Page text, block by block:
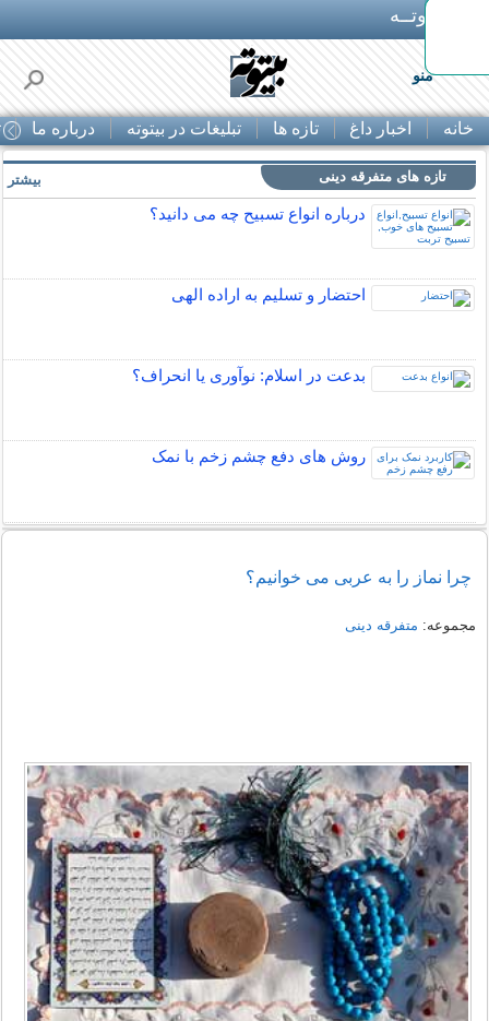
بـیتوتــه
منو
خانه اخبار داغ تازه ها تبلیغات در بیتوته درباره ما
تازه های متفرقه دینی
درباره انواع تسبیح چه می دانید؟
احتضار و تسلیم به اراده الهی
بدعت در اسلام: نوآوری یا انحراف؟
روش های دفع چشم زخم با نمک
بیشتر
چرا نماز را به عربی می خوانیم؟
مجموعه: متفرقه دینی